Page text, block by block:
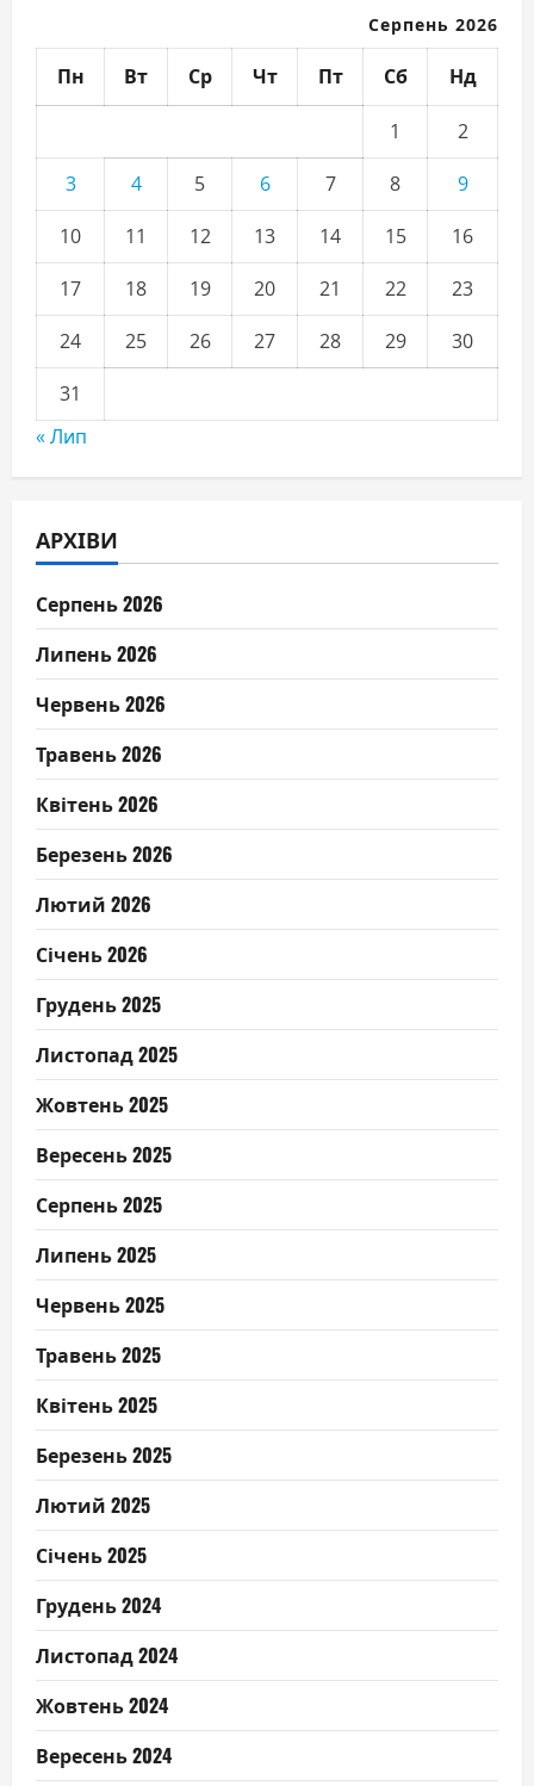
Серпень 2026
Пн Вт Ср Чт Пт Сб Нд
1
2
3
4 5 6 7 8
9
10
11 12 13 14 15
16
17
18 19 20 21 22
23
24
25 26 27 28 29
30
31
« Лип
АРХІВИ
Серпень 2026
Липень 2026
Червень 2026
Травень 2026
Квітень 2026
Березень 2026
Лютий 2026
Січень 2026
Грудень 2025
Листопад 2025
Жовтень 2025
Вересень 2025
Серпень 2025
Липень 2025
Червень 2025
Травень 2025
Квітень 2025
Березень 2025
Лютий 2025
Січень 2025
Грудень 2024
Листопад 2024
Жовтень 2024
Вересень 2024